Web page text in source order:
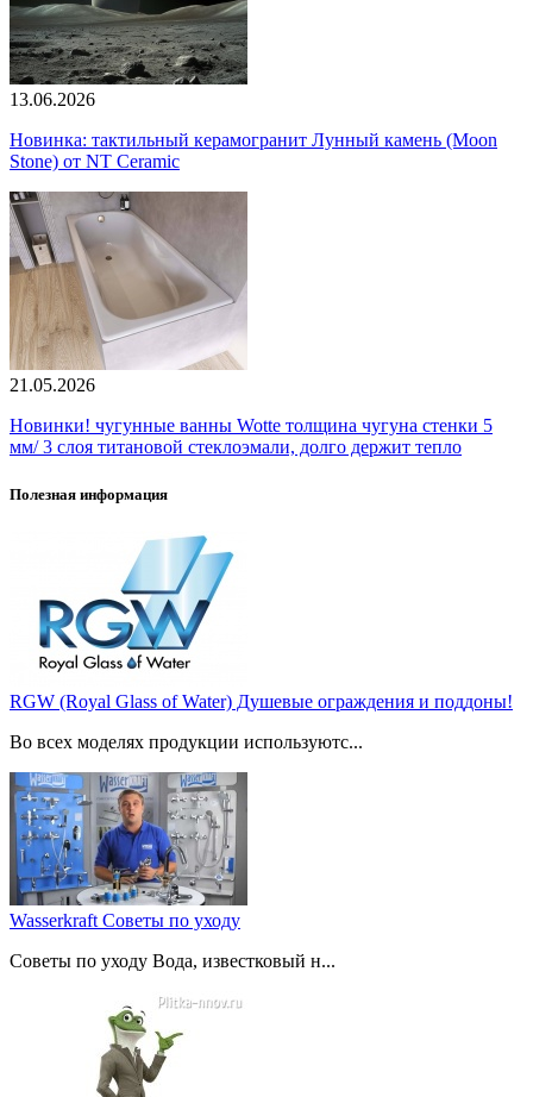
13.06.2026
Новинка: тактильный керамогранит Лунный камень (Moon
Stone) от NT Ceramic
21.05.2026
Новинки! чугунные ванны Wotte толщина чугуна стенки 5
мм/ 3 слоя титановой стеклоэмали, долго держит тепло
Полезная информация
RGW (Royal Glass of Water) Душевые ограждения и поддоны!
Во всех моделях продукции используютс...
Wasserkraft Советы по уходу
Советы по уходу Вода, известковый н...